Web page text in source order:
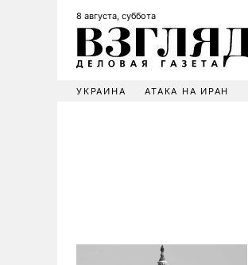
8 августа, суббота
УКРАИНА АТАКА НА ИРАН